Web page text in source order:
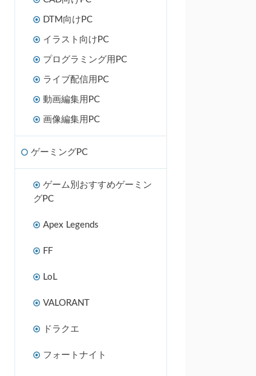
DTM向けPC
イラスト向けPC
プログラミング用PC
ライブ配信用PC
動画編集用PC
画像編集用PC
ゲーミングPC
ゲーム別おすすめゲーミン
グPC
Apex Legends
FF
LoL
VALORANT
ドラクエ
フォートナイト